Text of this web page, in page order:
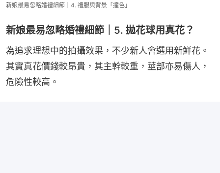
新娘最易忽略婚禮細節｜4. 禮服與背景「撞色」
新娘最易忽略婚禮細節｜5. 拋花球用真花？
為追求理想中的拍攝效果，不少新人會選用新鮮花。
其實真花價錢較昂貴，其主幹較重，莖部亦易傷人，
危險性較高。